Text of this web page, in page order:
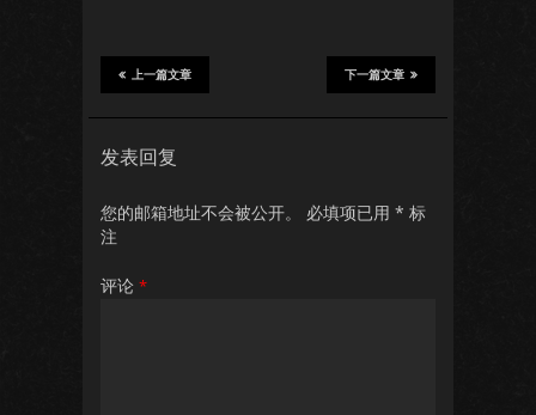
下一篇文章
上一篇文章
发表回复
您的邮箱地址不会被公开。 必填项已用 * 标
注
评论 *